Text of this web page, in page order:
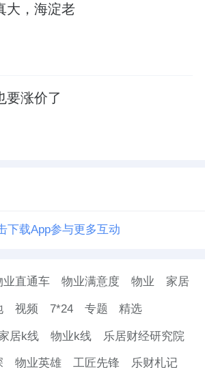
大，海淀老
要涨价了
下载App参与更多互动
业直通车 物业满意度 物业 家居
视频 7*24 专题 精选
居k线 物业k线 乐居财经研究院
物业英雄 工匠先锋 乐财札记